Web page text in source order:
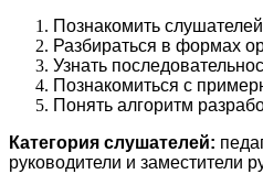
Познакомить
Разбираться в формах
Узнать
Познакомиться с
Понять алгоритм
Категория слушателей:
руководители и заместители